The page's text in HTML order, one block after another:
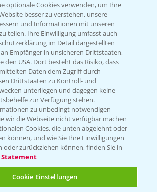
Notfällen
30-20220
Folgen Sie uns
optionale Cookies verwenden, um Ihre
besser zu verstehen, unsere
und Informationen mit unseren
teilen. Ihre Einwilligung umfasst auch
im Detail dargestellten
Empfänger in unsicheren Drittstaaten,
den USA. Dort besteht das Risiko, dass
Daten dem Zugriff durch
Drittstaaten zu Kontroll- und
unterliegen und dagegen keine
zur Verfügung stehen.
zu unbedingt notwendigen
wir die Webseite nicht verfügbar machen
Cookies, die unten abgelehnt oder
können, und wie Sie Ihre Einwilligungen
oder zurückziehen können, finden Sie in
Statement
Cookie Einstellungen